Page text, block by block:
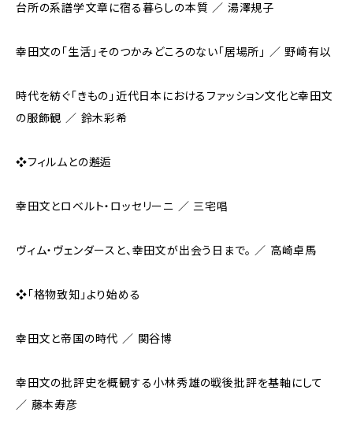
台所の系譜学――文章に宿る暮らしの本質 ／ 湯澤規子
幸田文の「生活」――そのつかみどころのない「居場所」 ／ 野崎有以
時代を紡ぐ「きもの」――近代日本におけるファッション文化と幸田文
の服飾観 ／ 鈴木彩希
❖フィルムとの邂逅
幸田文とロベルト・ロッセリーニ ／ 三宅唱
ヴィム・ヴェンダースと、幸田文が出会う日まで。 ／ 高崎卓馬
❖「格物致知」より始める
幸田文と帝国の時代 ／ 関谷博
幸田文の批評史を概観する――小林秀雄の戦後批評を基軸にして
／ 藤本寿彦